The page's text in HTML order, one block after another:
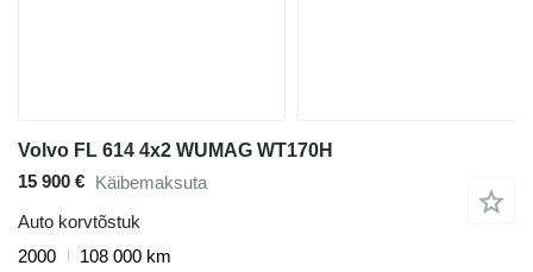
Volvo FL 614 4x2 WUMAG WT170H
15 900 € Käibemaksuta
Auto korvtõstuk
2000
108 000 km